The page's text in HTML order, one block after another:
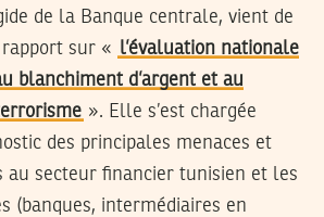
de la Banque centrale, vient de
sur « l’évaluation nationale
blanchiment d’argent et au
». Elle s’est chargée
des principales menaces et
au secteur financier tunisien et les
(banques, intermédiaires en